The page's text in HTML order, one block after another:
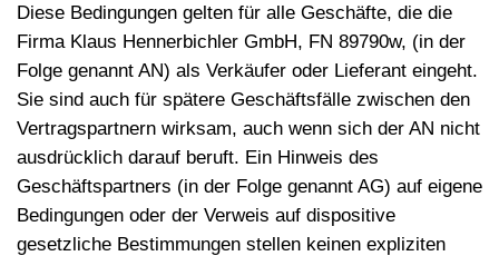
Outdoor Küchen
Anfahrt
Schaugarten Hagenberg
Kundenstimmen
Diese Bedingungen gelten für alle Geschäfte, die die
Firma Klaus Hennerbichler GmbH, FN 89790w, (in der
Folge genannt AN) als Verkäufer oder Lieferant eingeht.
Sie sind auch für spätere Geschäftsfälle zwischen den
Vertragspartnern wirksam, auch wenn sich der AN nicht
ausdrücklich darauf beruft. Ein Hinweis des
Geschäftspartners (in der Folge genannt AG) auf eigene
Bedingungen oder der Verweis auf dispositive
gesetzliche Bestimmungen stellen keinen expliziten